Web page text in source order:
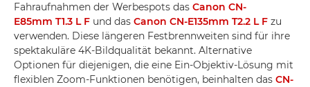
Fahraufnahmen der Werbespots das Canon CN-
E85mm T1.3 L F und das Canon CN-E135mm T2.2 L F zu
verwenden. Diese längeren Festbrennweiten sind für ihre
spektakuläre 4K-Bildqualität bekannt. Alternative
Optionen für diejenigen, die eine Ein-Objektiv-Lösung mit
flexiblen Zoom-Funktionen benötigen, beinhalten das CN-